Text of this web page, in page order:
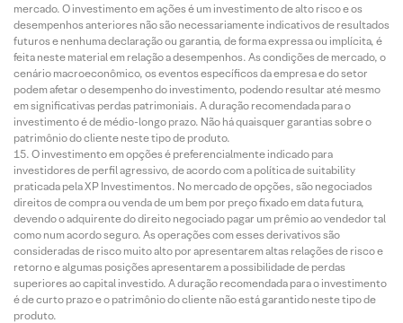
mercado. O investimento em ações é um investimento de alto risco e os
desempenhos anteriores não são necessariamente indicativos de resultados
futuros e nenhuma declaração ou garantia, de forma expressa ou implícita, é
feita neste material em relação a desempenhos. As condições de mercado, o
cenário macroeconômico, os eventos específicos da empresa e do setor
podem afetar o desempenho do investimento, podendo resultar até mesmo
em significativas perdas patrimoniais. A duração recomendada para o
investimento é de médio-longo prazo. Não há quaisquer garantias sobre o
patrimônio do cliente neste tipo de produto.
O investimento em opções é preferencialmente indicado para
investidores de perfil agressivo, de acordo com a política de suitability
praticada pela XP Investimentos. No mercado de opções, são negociados
direitos de compra ou venda de um bem por preço fixado em data futura,
devendo o adquirente do direito negociado pagar um prêmio ao vendedor tal
como num acordo seguro. As operações com esses derivativos são
consideradas de risco muito alto por apresentarem altas relações de risco e
retorno e algumas posições apresentarem a possibilidade de perdas
superiores ao capital investido. A duração recomendada para o investimento
é de curto prazo e o patrimônio do cliente não está garantido neste tipo de
produto.